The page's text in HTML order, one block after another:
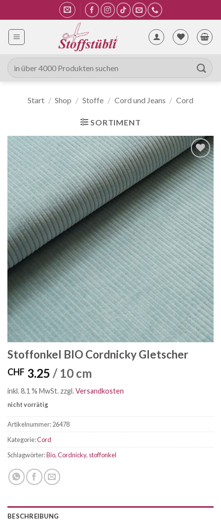
Inhalt
springen
Suche
nach:
Start / Shop / Stoffe / Cord und Jeans / Cord
SORTIMENT
Auf die
Wunschliste
Stoffonkel BIO Cordnicky Gletscher
CHF 3.25 / 10 cm
inkl. 8.1 % MwSt. zzgl.Versandkosten
nicht vorrätig
Artikelnummer:26478
Kategorie:Cord
Schlagwörter:Bio,Cordnicky, stoffonkel
BESCHREIBUNG